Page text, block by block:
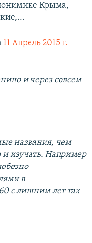
Крыма,
11 Апрель 2015 г.
и через совсем
названия, чем
и изучать. Например
в
с лишним лет так